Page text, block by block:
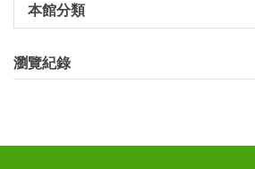
本館分類
瀏覽紀錄